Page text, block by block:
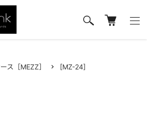
ス［MEZZ］ [MZ-24]